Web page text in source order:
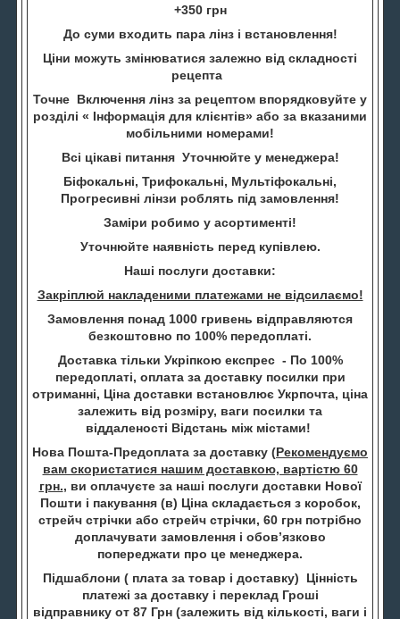
+350 грн
До суми входить пара лінз і встановлення!
Ціни можуть змінюватися залежно від складності
рецепта
Точне Включення лінз за рецептом впорядковуйте у
розділі « Інформація для клієнтів» або за вказаними
мобільними номерами!
Всі цікаві питання Уточнюйте у менеджера!
Біфокальні, Трифокальні, Мультіфокальні,
Прогресивні лінзи роблять під замовлення!
Заміри робимо у асортименті!
Уточнюйте наявність перед купівлею.
Наші послуги доставки:
Закріплюй накладеними платежами не відсилаємо!
Замовлення понад 1000 гривень відправляются
безкоштовно по 100% передоплаті.
Доставка тільки Укріпкою експрес - По 100%
передоплаті, оплата за доставку посилки при
отриманні, Ціна доставки встановлює Укрпочта, ціна
залежить від розміру, ваги посилки та
віддаленості Відстань між містами!
Нова Пошта-Предоплата за доставку (Рекомендуємо
вам скористатися нашим доставкою, вартістю 60
грн., ви оплачуєте за наші послуги доставки Нової
Пошти і пакування (в) Ціна складається з коробок,
стрейч стрічки або стрейч стрічки, 60 грн потрібно
доплачувати замовлення і обов’язково
попереджати про це менеджера.
Підшаблони ( плата за товар і доставку) Цінність
платежі за доставку і переклад Гроші
відправнику от 87 Грн (залежить від кількості, ваги і